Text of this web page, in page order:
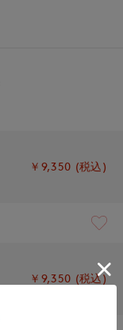
￥9,350 (税込)
￥9,350 (税込)